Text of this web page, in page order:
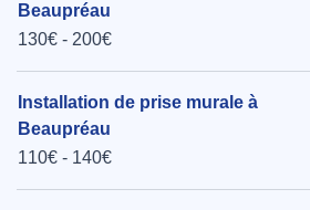
Beaupréau
130€ - 200€
Installation de prise murale à
Beaupréau
110€ - 140€